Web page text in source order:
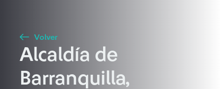
Buscar
Volver
Alcaldía de
Barranquilla,